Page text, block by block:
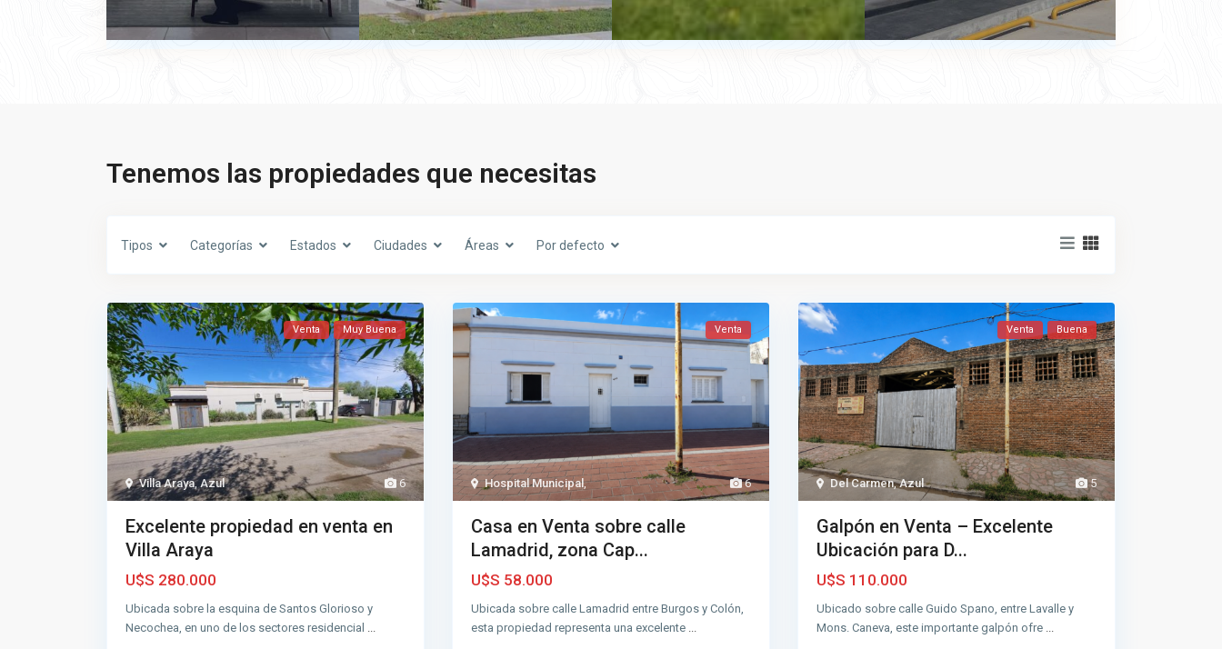
Tenemos las propiedades que necesitas
Tipos Categorías Estados Ciudades Áreas Por defecto
6
Villa Araya, Azul
Venta Muy Buena
Excelente propiedad en venta en
Villa Araya
U$S 280.000
Ubicada sobre la esquina de Santos Glorioso y
Necochea, en uno de los sectores residencial
6
Hospital Municipal,
Venta
Casa en Venta sobre calle
Lamadrid, zona Cap...
U$S 58.000
Ubicada sobre calle Lamadrid entre Burgos y Colón,
esta propiedad representa una excelente
5
Del Carmen,Azul
Venta Buena
Galpón en Venta – Excelente
Ubicación para D...
U$S 110.000
Ubicado sobre calle Guido Spano, entre Lavalle y
Mons. Caneva, este importante galpón ofre